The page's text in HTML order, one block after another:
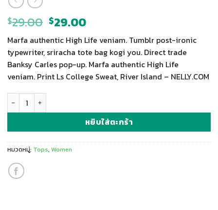
$29.00 Original
price
was:
$29.00.
$29.00Current
price
is:
$29.00.
Marfa authentic High Life veniam. Tumblr post-ironic
typewriter, sriracha tote bag kogi you. Direct trade
Banksy Carles pop-up. Marfa authentic High Life
veniam. Print Ls College Sweat, River Island – NELLY.COM
จำนวน Print Ls College Sweat ชิ้น
หยิบใส่ตะกร้า
หมวดหมู่: Tops, Women